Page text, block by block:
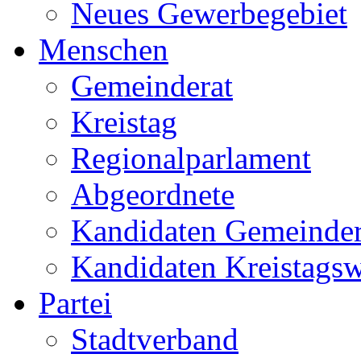
Neues Gewerbegebiet
Menschen
Gemeinderat
Kreistag
Regionalparlament
Abgeordnete
Kandidaten
Kandidaten
Partei
Stadtverband